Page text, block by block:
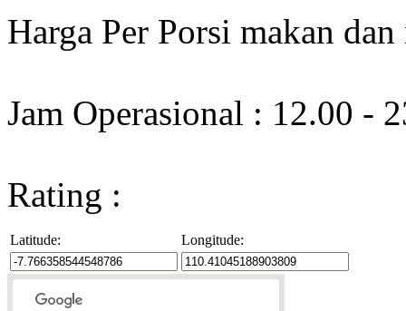
Harga Per Porsi makan
Jam Operasional : 12.00 -
Rating :
Latitude: Longitude: